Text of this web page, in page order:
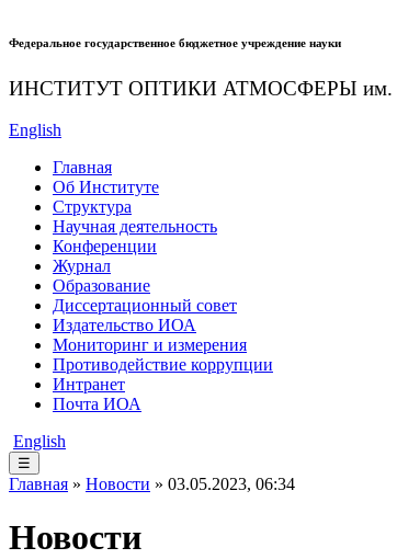
Федеральное государственное бюджетное учреждение науки
ИНСТИТУТ ОПТИКИ АТМОСФЕРЫ им.
English
Главная
Об Институте
Структура
Научная деятельность
Конференции
Журнал
Образование
Диссертационный совет
Издательство ИОА
Мониторинг и измерения
Противодействие коррупции
Интранет
Почта ИОА
English
☰
Главная » Новости » 03.05.2023, 06:34
Новости